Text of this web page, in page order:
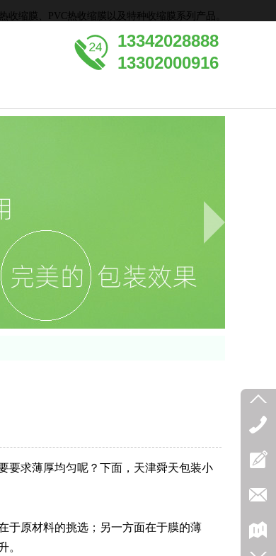
13342028888
13302000916
收缩膜、PVC热收缩膜以及特种收缩膜系列产品。
要求薄厚均匀呢？下面，天津舜天包装小
于原材料的挑选；另一方面在于膜的薄
。